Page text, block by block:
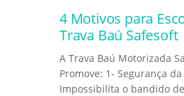
4 Motivos para
Trava Baú Safesoft
A Trava Baú Motorizada
Promove: 1- Segurança
Impossibilita o bandido